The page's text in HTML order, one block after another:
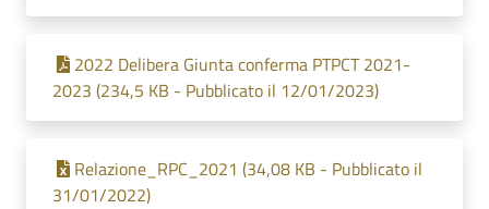
2022 Delibera Giunta conferma PTPCT 2021-
2023 (234,5 KB - Pubblicato il 12/01/2023)
Relazione_RPC_2021 (34,08 KB - Pubblicato il
31/01/2022)